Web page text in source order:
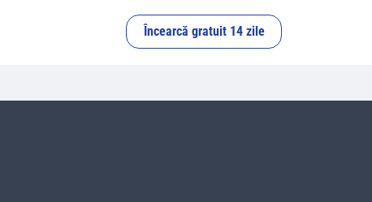
Încearcă gratuit 14 zile